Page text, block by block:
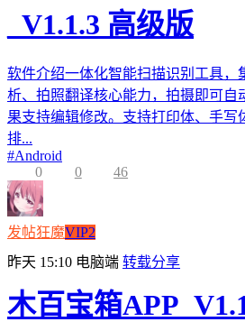
_V1.1.3 高级版
软件介绍一体化智能扫描识别工具，
析、拍照翻译核心能力，拍摄即可自
果支持编辑修改。支持打印体、手写
排...
#Android
0
0 46
发帖狂魔VIP2
昨天 15:10 电脑端 转载分享
木百宝箱